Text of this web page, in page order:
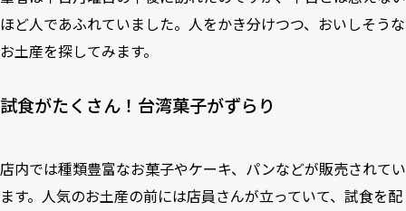
ほど人であふれていました。人をかき分けつつ、おいしそうな
お土産を探してみます。
試食がたくさん！台湾菓子がずらり
店内では種類豊富なお菓子やケーキ、パンなどが販売されてい
ます。人気のお土産の前には店員さんが立っていて、試食を配